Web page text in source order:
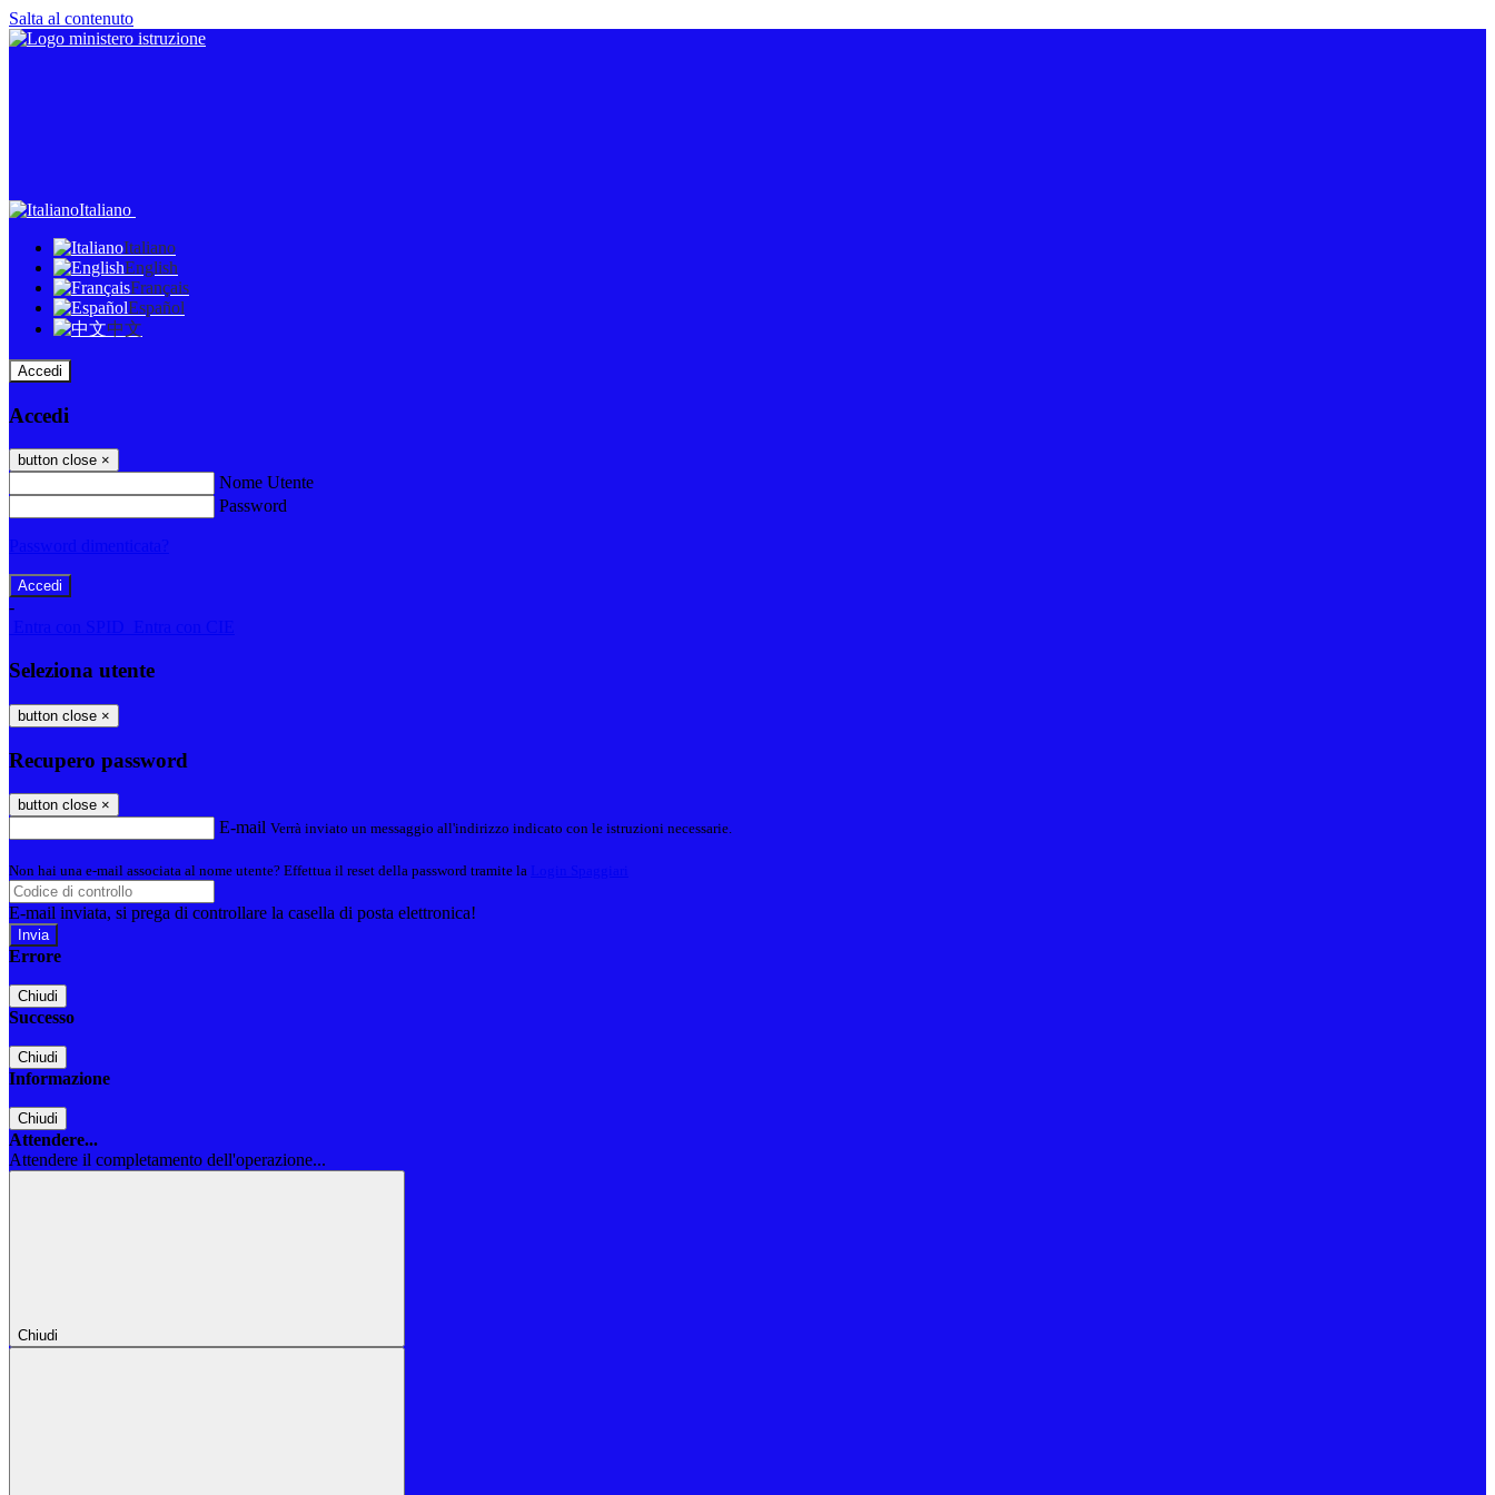
Salta al contenuto
Italiano
Italiano
English
Français
Español
中文
Accedi
Accedi
button close ×
Nome Utente
Password
-
Seleziona utente
button close ×
Recupero password
button close ×
E-mail Verrà inviato un messaggio all'indirizzo indicato con le istruzioni necessarie.
Non hai una e-mail associata al nome utente? Effettua il reset della password tramite la
E-mail inviata, si prega di controllare la casella di posta elettronica!
Errore
Chiudi
Successo
Chiudi
Informazione
Chiudi
Attendere...
Attendere il completamento dell'operazione...
Chiudi